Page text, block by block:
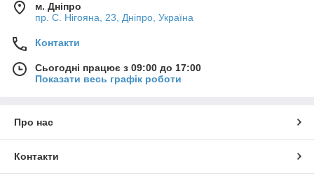
м. Дніпро
пр. С. Нігояна, 23, Дніпро, Україна
Контакти
Сьогодні працює з 09:00 до 17:00
Показати весь графік роботи
Про нас
Контакти